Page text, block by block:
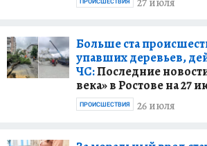
ПРОИСШЕСТВИЯ
Больше ста
упавших деревьев,
ЧС:Последние
века» в Ростове на 27
26 июля
ПРОИСШЕСТВИЯ